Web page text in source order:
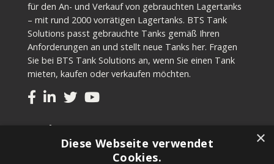
für den An- und Verkauf von gebrauchten Lagertanks
– mit rund 2000 vorrätigen Lagertanks. BTS Tank
Solutions passt gebrauchte Tanks gemäß Ihren
Anforderungen an und stellt neue Tanks her. Fragen
Sie bei BTS Tank Solutions an, wenn Sie einen Tank
mieten, kaufen oder verkaufen möchten.
Tanks
Gebrauchte Tanks kaufen
×
Diese Webseite verwendet
Cookies.